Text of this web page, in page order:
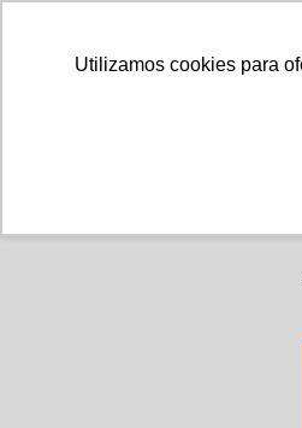
Utilizamos cookies para